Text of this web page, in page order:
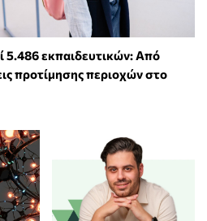
5.486 εκπαιδευτικών: Από
προτίμησης περιοχών στο